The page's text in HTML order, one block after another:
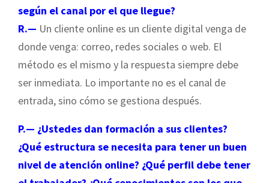
según el canal por el que llegue?
R.— Un cliente online es un cliente digital venga de
donde venga: correo, redes sociales o web. El
método es el mismo y la respuesta siempre debe
ser inmediata. Lo importante no es el canal de
entrada, sino cómo se gestiona después.
P.— ¿Ustedes dan formación a sus clientes?
¿Qué estructura se necesita para tener un buen
nivel de atención online? ¿Qué perfil debe tener